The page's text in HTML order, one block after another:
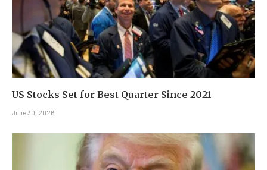
US Stocks Set for Best Quarter Since 2021
June 30, 2026